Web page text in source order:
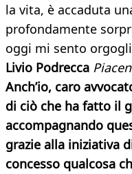
la vita, è accaduta
profondamente
oggi mi sento
Livio Podrecca
Anch’io, caro
di ciò che ha fatto il
accompagnando
grazie alla iniziativa
concesso qualcosa